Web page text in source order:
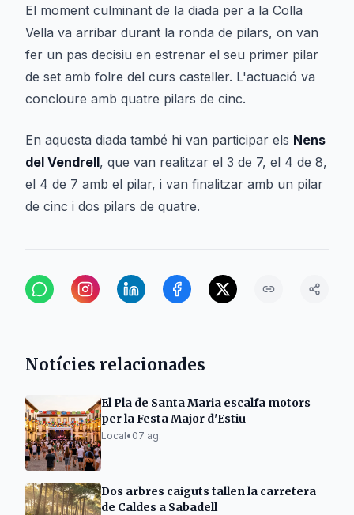
El moment culminant de la diada per a la Colla
Vella va arribar durant la ronda de pilars, on van
fer un pas decisiu en estrenar el seu primer pilar
de set amb folre del curs casteller. L'actuació va
concloure amb quatre pilars de cinc.
En aquesta diada també hi van participar els Nens
del Vendrell, que van realitzar el 3 de 7, el 4 de 8,
el 4 de 7 amb el pilar, i van finalitzar amb un pilar
de cinc i dos pilars de quatre.
Notícies relacionades
El Pla de Santa Maria escalfa motors
per la Festa Major d'Estiu
Local• 07 ag.
Dos arbres caiguts tallen la carretera
de Caldes a Sabadell